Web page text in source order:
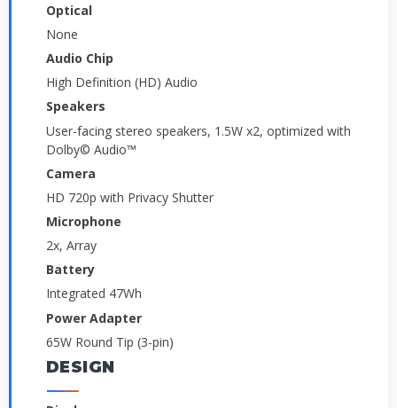
Optical
None
Audio Chip
High Definition (HD) Audio
Speakers
User-facing stereo speakers, 1.5W x2, optimized with
Dolby© Audio™
Camera
HD 720p with Privacy Shutter
Microphone
2x, Array
Battery
Integrated 47Wh
Power Adapter
65W Round Tip (3-pin)
DESIGN